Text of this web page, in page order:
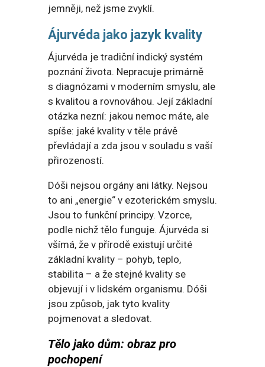
jemněji, než jsme zvyklí.
Ájurvéda jako jazyk kvality
Ájurvéda je tradiční indický systém
poznání života. Nepracuje primárně
s diagnózami v moderním smyslu, ale
s kvalitou a rovnováhou. Její základní
otázka nezní: jakou nemoc máte, ale
spíše: jaké kvality v těle právě
převládají a zda jsou v souladu s vaší
přirozeností.
Dóši nejsou orgány ani látky. Nejsou
to ani „energie“ v ezoterickém smyslu.
Jsou to funkční principy. Vzorce,
podle nichž tělo funguje. Ájurvéda si
všímá, že v přírodě existují určité
základní kvality – pohyb, teplo,
stabilita – a že stejné kvality se
objevují i v lidském organismu. Dóši
jsou způsob, jak tyto kvality
pojmenovat a sledovat.
Tělo jako dům: obraz pro
pochopení